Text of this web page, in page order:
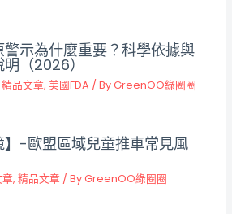
示為什麼重要？科學依據與
（2026）
精品文章, 美國FDA / ByGreenOO綠圈圈
】-歐盟區域兒童推車常見風
, 精品文章 / ByGreenOO綠圈圈